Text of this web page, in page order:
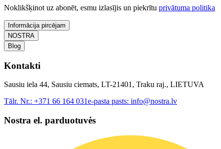
Noklikšķinot uz abonēt, esmu izlasījis un piekrītu privātuma politika
Informācija pircējam
NOSTRA
Blog
Kontakti
Sausiu iela 44, Sausiu ciemats, LT-21401, Traku raj., LIETUVA
Tālr. Nr.: +371 66 164 031e-pasta pasts: info@nostra.lv
Nostra el. parduotuvės